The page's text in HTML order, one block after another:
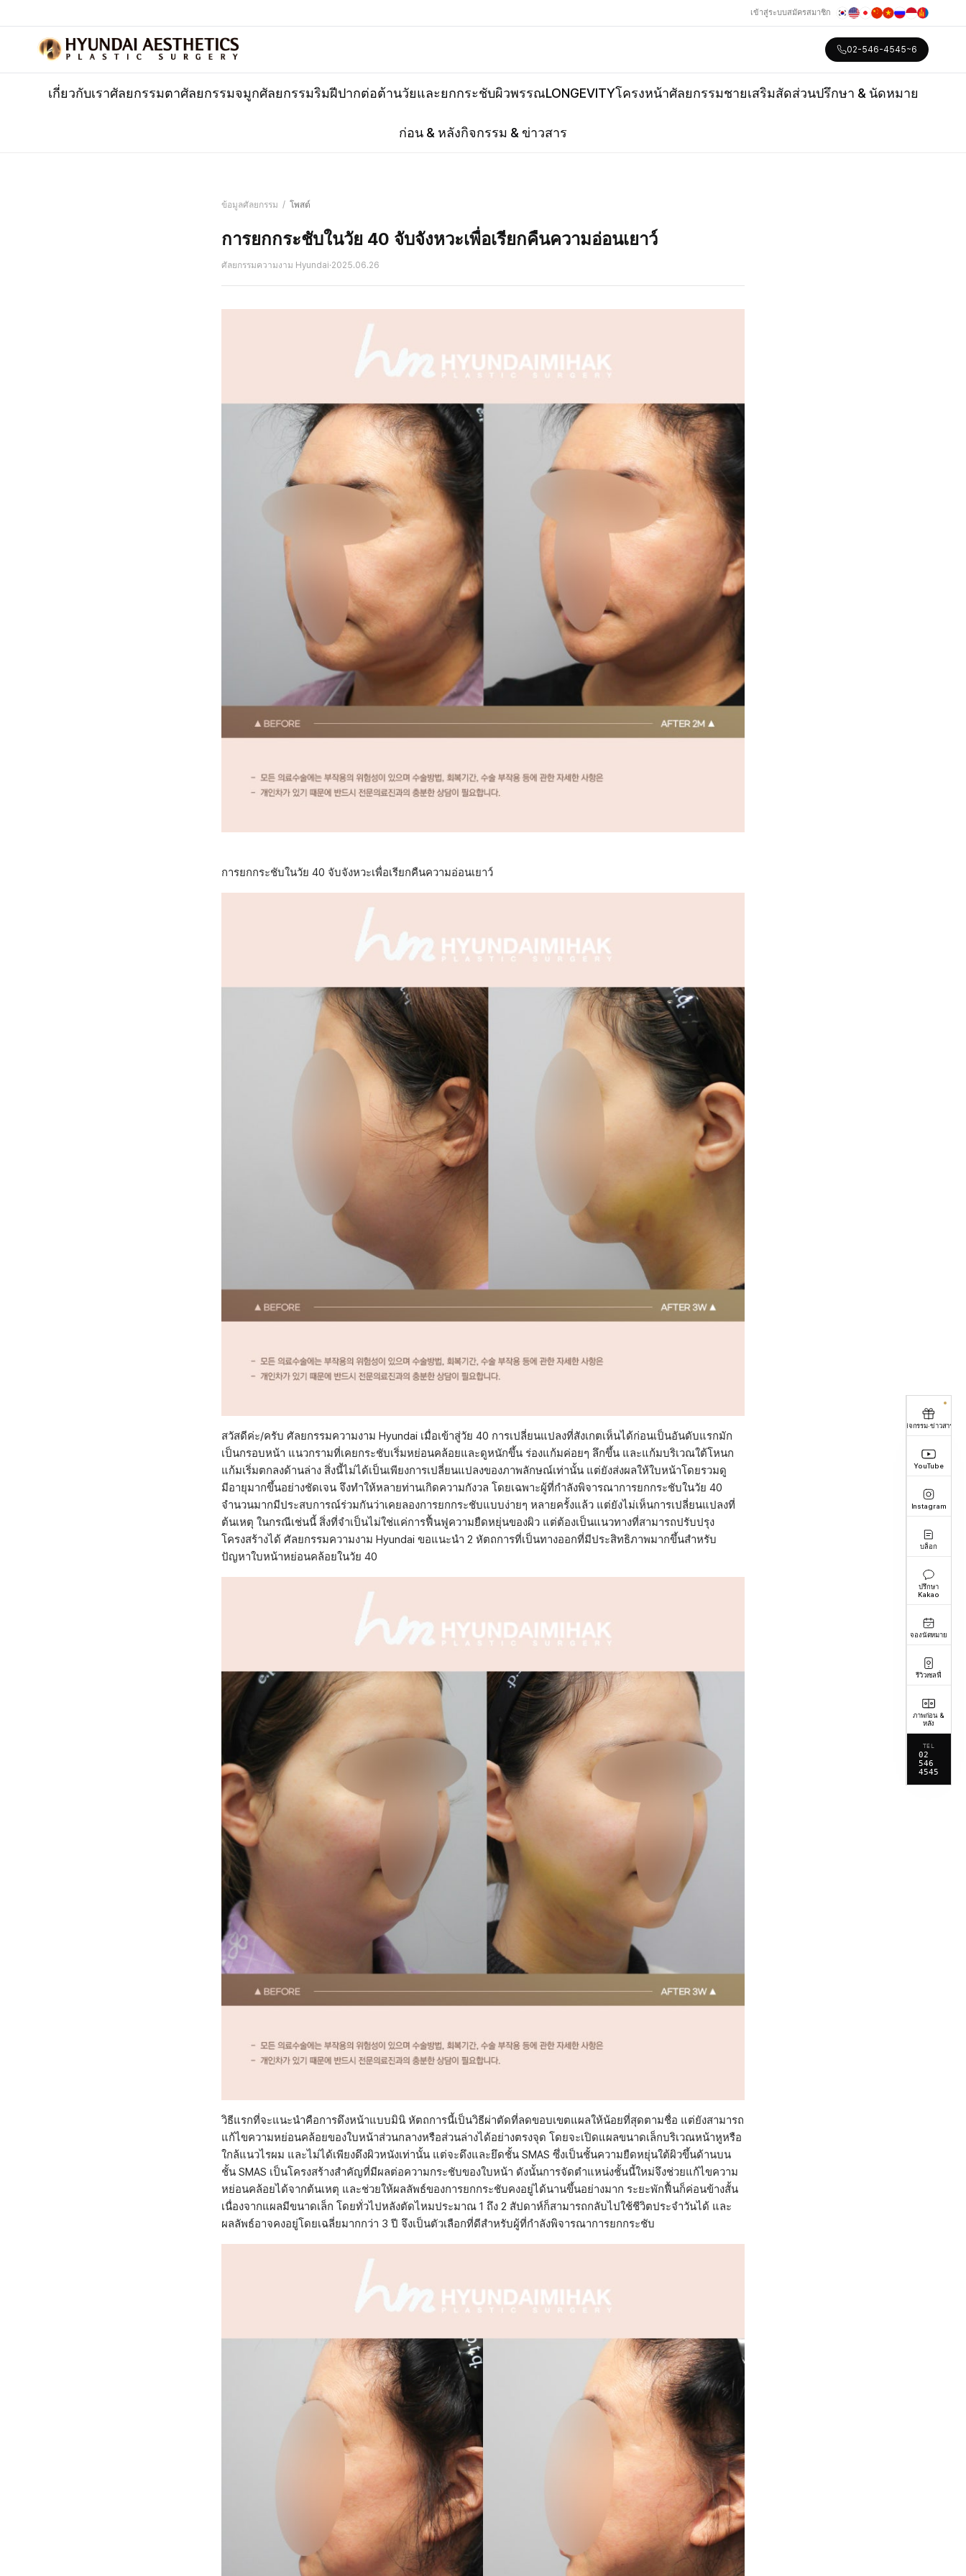
เข้าสู่ระบบสมัครสมาชิก
02-546-4545~6
เกี่ยวกับเราศัลยกรรมตาศัลยกรรมจมูกศัลยกรรมริมฝีปากต่อต้านวัยและยกกระชับผิวพรรณLONGEVITYโครงหน้าศัลยกรรมชายเสริมสัดส่วนปรึกษา & นัดหมาย
ก่อน & หลังกิจกรรม & ข่าวสาร
ข้อมูลศัลยกรรม / โพสต์
การยกกระชับในวัย 40 จับจังหวะเพื่อเรียกคืนความอ่อนเยาว์
ศัลยกรรมความงาม Hyundai·2025.06.26
การยกกระชับในวัย 40 จับจังหวะเพื่อเรียกคืนความอ่อนเยาว์
สวัสดีค่ะ/ครับ ศัลยกรรมความงาม Hyundai เมื่อเข้าสู่วัย 40 การเปลี่ยนแปลงที่สังเกตเห็นได้ก่อนเป็นอันดับแรกมัก
เป็นกรอบหน้า แนวกรามที่เคยกระชับเริ่มหย่อนคล้อยและดูหนักขึ้น ร่องแก้มค่อยๆ ลึกขึ้น และแก้มบริเวณใต้โหนก
แก้มเริ่มตกลงด้านล่าง สิ่งนี้ไม่ได้เป็นเพียงการเปลี่ยนแปลงของภาพลักษณ์เท่านั้น แต่ยังส่งผลให้ใบหน้าโดยรวมดู
มีอายุมากขึ้นอย่างชัดเจน จึงทำให้หลายท่านเกิดความกังวล โดยเฉพาะผู้ที่กำลังพิจารณาการยกกระชับในวัย 40
จำนวนมากมีประสบการณ์ร่วมกันว่าเคยลองการยกกระชับแบบง่ายๆ หลายครั้งแล้ว แต่ยังไม่เห็นการเปลี่ยนแปลงที่
ต้นเหตุ ในกรณีเช่นนี้ สิ่งที่จำเป็นไม่ใช่แค่การฟื้นฟูความยืดหยุ่นของผิว แต่ต้องเป็นแนวทางที่สามารถปรับปรุง
โครงสร้างได้ ศัลยกรรมความงาม Hyundai ขอแนะนำ 2 หัตถการที่เป็นทางออกที่มีประสิทธิภาพมากขึ้นสำหรับ
ปัญหาใบหน้าหย่อนคล้อยในวัย 40
วิธีแรกที่จะแนะนำคือการดึงหน้าแบบมินิ หัตถการนี้เป็นวิธีผ่าตัดที่ลดขอบเขตแผลให้น้อยที่สุดตามชื่อ แต่ยังสามารถ
แก้ไขความหย่อนคล้อยของใบหน้าส่วนกลางหรือส่วนล่างได้อย่างตรงจุด โดยจะเปิดแผลขนาดเล็กบริเวณหน้าหูหรือ
ใกล้แนวไรผม และไม่ได้เพียงดึงผิวหนังเท่านั้น แต่จะดึงและยึดชั้น SMAS ซึ่งเป็นชั้นความยืดหยุ่นใต้ผิวขึ้นด้านบน
ชั้น SMAS เป็นโครงสร้างสำคัญที่มีผลต่อความกระชับของใบหน้า ดังนั้นการจัดตำแหน่งชั้นนี้ใหม่จึงช่วยแก้ไขความ
หย่อนคล้อยได้จากต้นเหตุ และช่วยให้ผลลัพธ์ของการยกกระชับคงอยู่ได้นานขึ้นอย่างมาก ระยะพักฟื้นก็ค่อนข้างสั้น
เนื่องจากแผลมีขนาดเล็ก โดยทั่วไปหลังตัดไหมประมาณ 1 ถึง 2 สัปดาห์ก็สามารถกลับไปใช้ชีวิตประจำวันได้ และ
ผลลัพธ์อาจคงอยู่โดยเฉลี่ยมากกว่า 3 ปี จึงเป็นตัวเลือกที่ดีสำหรับผู้ที่กำลังพิจารณาการยกกระชับ
กิจกรรม·ข่าวสาร
YouTube
Instagram
บล็อก
ปรึกษา
Kakao
จองนัดหมาย
รีวิวเซลฟี่
ภาพก่อน &
หลัง
TEL
02
546
4545